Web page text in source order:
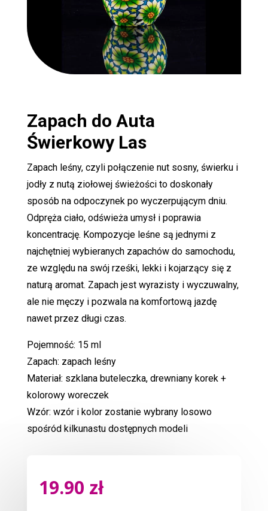
Zapach do Auta
Świerkowy Las
Zapach leśny, czyli połączenie nut sosny, świerku i
jodły z nutą ziołowej świeżości to doskonały
sposób na odpoczynek po wyczerpującym dniu.
Odpręża ciało, odświeża umysł i poprawia
koncentrację. Kompozycje leśne są jednymi z
najchętniej wybieranych zapachów do samochodu,
ze względu na swój rześki, lekki i kojarzący się z
naturą aromat. Zapach jest wyrazisty i wyczuwalny,
ale nie męczy i pozwala na komfortową jazdę
nawet przez długi czas.
Pojemność: 15 ml
Zapach: zapach leśny
Materiał: szklana buteleczka, drewniany korek +
kolorowy woreczek
Wzór: wzór i kolor zostanie wybrany losowo
spośród kilkunastu dostępnych modeli
19.90 zł